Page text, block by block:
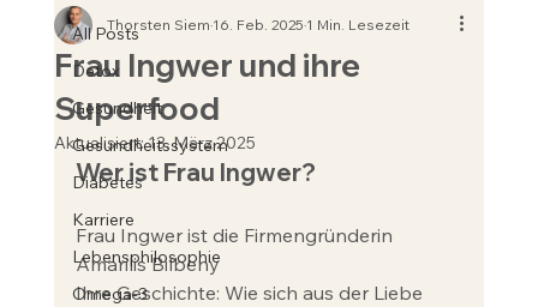
All Posts
Detox
Gesundheit
Gesundheitssystem
Diabetes
Karriere
Lebensphilosophie
Omega-3
Frau Ingwer und ihre
Superfood
Thorsten Siem16. Feb. 20251 Min. Lesezeit
Aktualisiert:13. März 2025
Wer ist Frau Ingwer?
Frau Ingwer ist die Firmengründerin
Amarilis Bilbeny
Ihre Geschichte: Wie sich aus der Liebe